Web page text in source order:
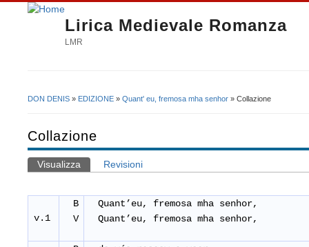
Lirica Medievale Romanza
LMR
DON DENIS » EDIZIONE » Quant' eu, fremosa mha senhor » Collazione
Collazione
Schede primarie
Visualizza (scheda attiva)
Revisioni
v.1
B
V
Quant’eu, fremosa mha senhor,
Quant’eu, fremosa mha senhor,